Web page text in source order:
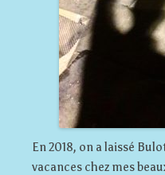
En 2018, on a laissé
vacances chez mes